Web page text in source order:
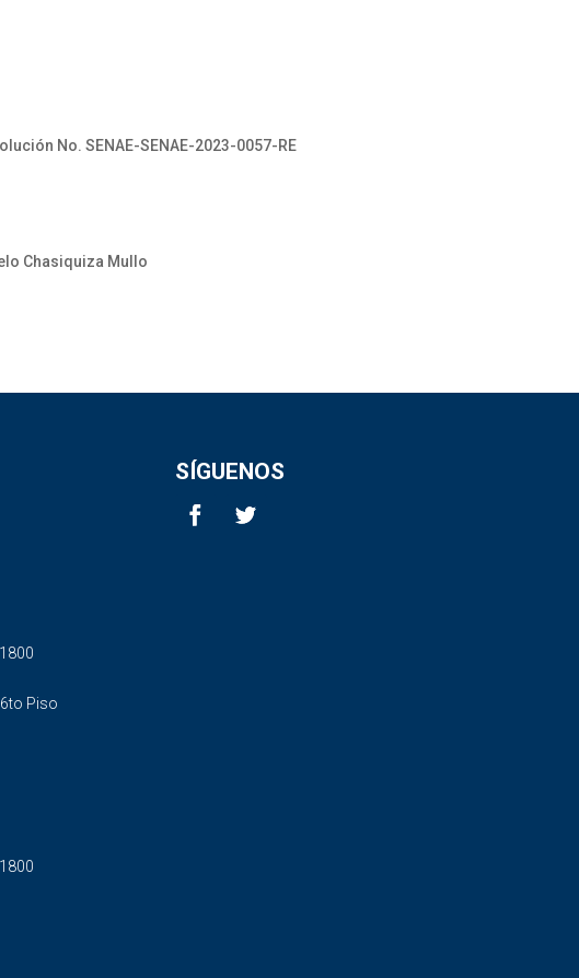
No. SENAE-SENAE-2023-0057-RE
Chasiquiza Mullo
SÍGUENOS
Piso